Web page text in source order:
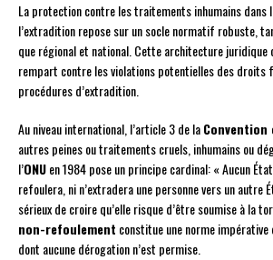
La protection contre les traitements inhumains dans
l’extradition repose sur un socle normatif robuste,
que régional et national. Cette architecture juridique
rempart contre les violations potentielles des droits
procédures d’extradition.
Au niveau international, l’article 3 de la
autres peines ou traitements cruels, inhumains ou
l’ONUen 1984 pose un principe cardinal: « Aucun
refoulera, ni n’extradera une personne vers un autre
sérieux de croire qu’elle risque d’être soumise à la
non-refoulement constitue une norme
dont aucune dérogation n’est permise.